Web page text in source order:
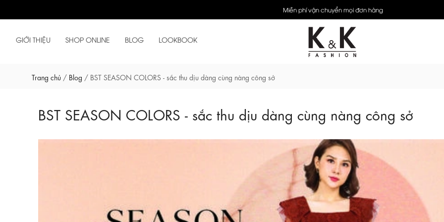
Miễn phí vận chuyển mọi đơn hàng
GIỚI THIỆU SHOP ONLINE BLOG LOOKBOOK
Trang chủ / Blog / BST SEASON COLORS - sắc thu dịu dàng cùng nàng công sở
BST SEASON COLORS - sắc thu dịu dàng cùng nàng công sở